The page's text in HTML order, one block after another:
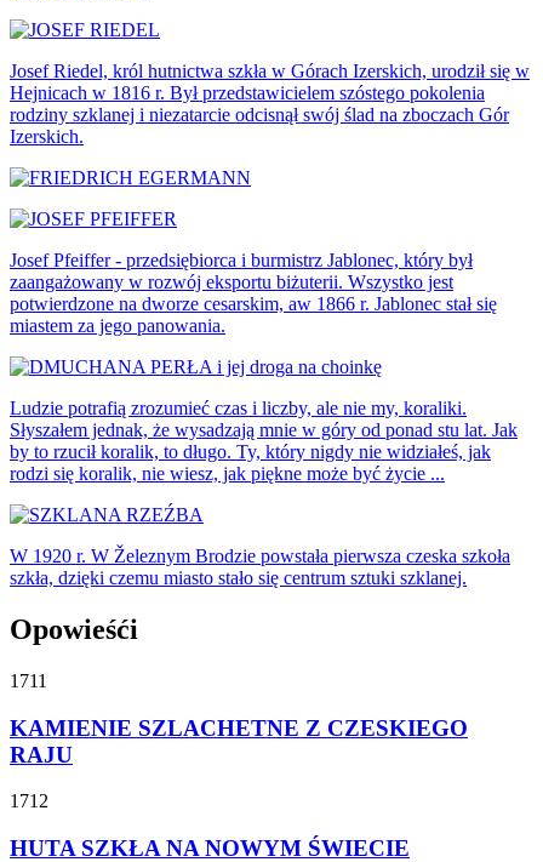
Josef Riedel, król hutnictwa szkła w Górach Izerskich, urodził się w
Hejnicach w 1816 r. Był przedstawicielem szóstego pokolenia
rodziny szklanej i niezatarcie odcisnął swój ślad na zboczach Gór
Izerskich.
Josef Pfeiffer - przedsiębiorca i burmistrz Jablonec, który był
zaangażowany w rozwój eksportu biżuterii. Wszystko jest
potwierdzone na dworze cesarskim, aw 1866 r. Jablonec stał się
miastem za jego panowania.
Ludzie potrafią zrozumieć czas i liczby, ale nie my, koraliki.
Słyszałem jednak, że wysadzają mnie w góry od ponad stu lat. Jak
by to rzucił koralik, to długo. Ty, który nigdy nie widziałeś, jak
rodzi się koralik, nie wiesz, jak piękne może być życie ...
W 1920 r. W Železnym Brodzie powstała pierwsza czeska szkoła
szkła, dzięki czemu miasto stało się centrum sztuki szklanej.
Opowieśći
1711
KAMIENIE SZLACHETNE Z CZESKIEGO
RAJU
1712
HUTA SZKŁA NA NOWYM ŚWIECIE